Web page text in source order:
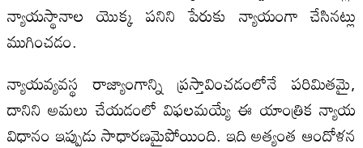
న్యాయస్థానాల యొక్క పనిని పేరుకు న్యాయంగా చేసినట్లు
ముగించడం.
న్యాయవ్యవస్థ రాజ్యాంగాన్ని ప్రస్తావించడంలోనే పరిమితమై,
దానిని అమలు చేయడంలో విఫలమయ్యే ఈ యాంత్రిక న్యాయ
విధానం ఇప్పుడు సాధారణమైపోయింది. ఇది అత్యంత ఆందోళన